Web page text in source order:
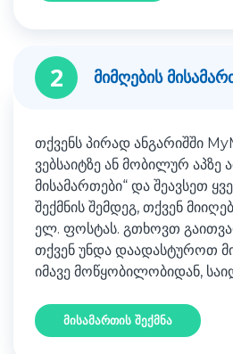
2 მიმღების
თქვენს პირად ანგარიშში
ვებსაიტზე ან მობილურ აპზე
მისამართები“ და შეავსეთ
შექმნის შემდეგ, თქვენ
ელ. ფოსტას. გთხოვთ
თქვენ უნდა დაადასტუროთ
იმავე მოწყობილობიდან,
მისამართის შექმნა